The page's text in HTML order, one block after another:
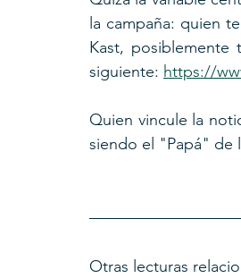
la campaña: quien
Kast,
siguiente: https://
Quien vincule la
siendo el "Papá" de
Otras lecturas